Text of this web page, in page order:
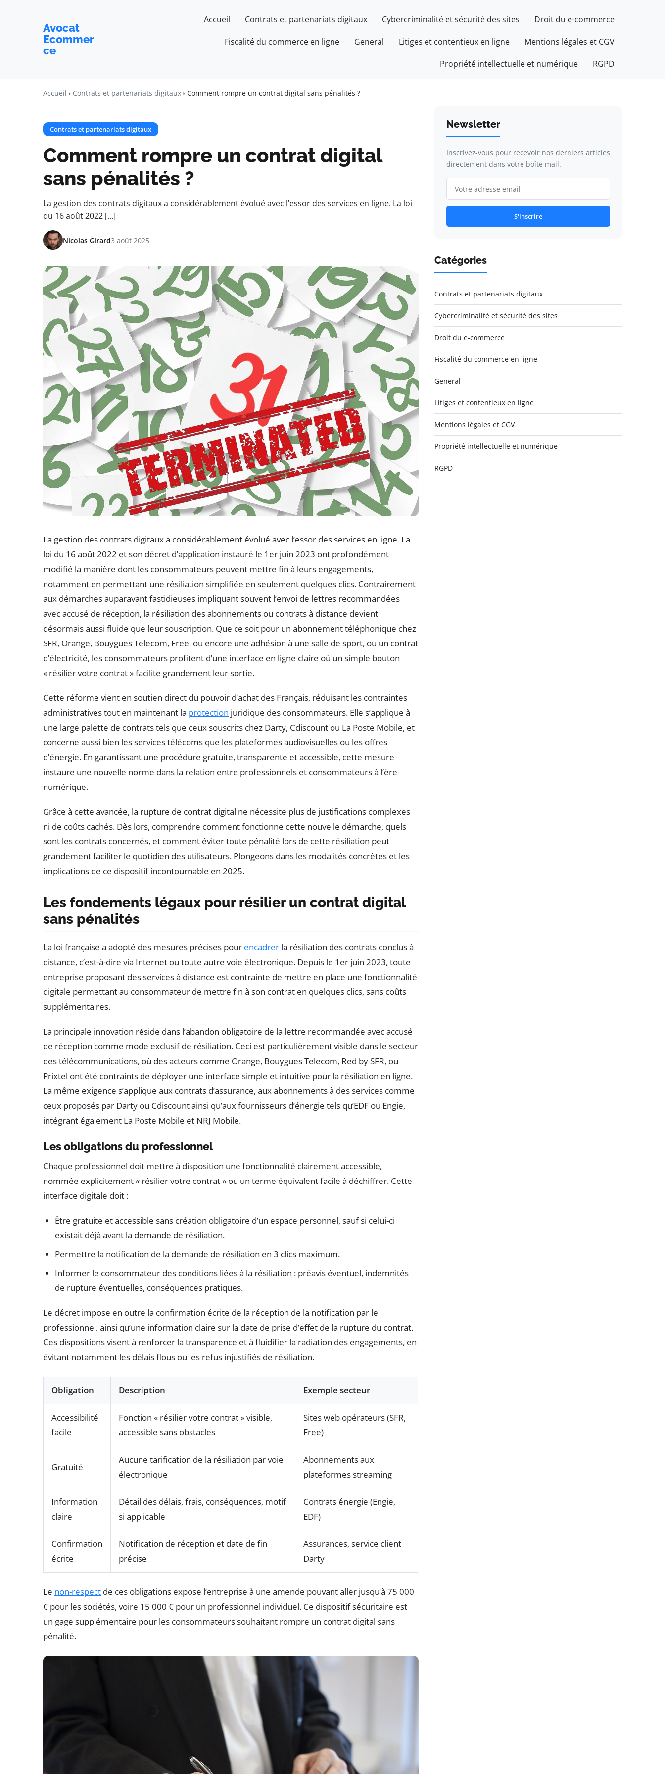
Avocat
Ecommer
ce
Accueil Contrats et partenariats digitaux Cybercriminalité et sécurité des sites Droit du e-commerce
Fiscalité du commerce en ligne General Litiges et contentieux en ligne Mentions légales et CGV
Propriété intellectuelle et numérique RGPD
Accueil Contrats et partenariats digitaux Comment rompre un contrat digital sans pénalités ?
Contrats et partenariats digitaux
Comment rompre un contrat digital
sans pénalités ?
La gestion des contrats digitaux a considérablement évolué avec l’essor des services en ligne. La loi
du 16 août 2022 […]
Nicolas Girard3 août 2025
La gestion des contrats digitaux a considérablement évolué avec l’essor des services en ligne. La
loi du 16 août 2022 et son décret d’application instauré le 1er juin 2023 ont profondément
modifié la manière dont les consommateurs peuvent mettre fin à leurs engagements,
notamment en permettant une résiliation simplifiée en seulement quelques clics. Contrairement
aux démarches auparavant fastidieuses impliquant souvent l’envoi de lettres recommandées
avec accusé de réception, la résiliation des abonnements ou contrats à distance devient
désormais aussi fluide que leur souscription. Que ce soit pour un abonnement téléphonique chez
SFR, Orange, Bouygues Telecom, Free, ou encore une adhésion à une salle de sport, ou un contrat
d’électricité, les consommateurs profitent d’une interface en ligne claire où un simple bouton
« résilier votre contrat » facilite grandement leur sortie.
Cette réforme vient en soutien direct du pouvoir d’achat des Français, réduisant les contraintes
administratives tout en maintenant la protection juridique des consommateurs. Elle s’applique à
une large palette de contrats tels que ceux souscrits chez Darty, Cdiscount ou La Poste Mobile, et
concerne aussi bien les services télécoms que les plateformes audiovisuelles ou les offres
d’énergie. En garantissant une procédure gratuite, transparente et accessible, cette mesure
instaure une nouvelle norme dans la relation entre professionnels et consommateurs à l’ère
numérique.
Grâce à cette avancée, la rupture de contrat digital ne nécessite plus de justifications complexes
ni de coûts cachés. Dès lors, comprendre comment fonctionne cette nouvelle démarche, quels
sont les contrats concernés, et comment éviter toute pénalité lors de cette résiliation peut
grandement faciliter le quotidien des utilisateurs. Plongeons dans les modalités concrètes et les
implications de ce dispositif incontournable en 2025.
Les fondements légaux pour résilier un contrat digital
sans pénalités
La loi française a adopté des mesures précises pour encadrer la résiliation des contrats conclus à
distance, c’est-à-dire via Internet ou toute autre voie électronique. Depuis le 1er juin 2023, toute
entreprise proposant des services à distance est contrainte de mettre en place une fonctionnalité
digitale permettant au consommateur de mettre fin à son contrat en quelques clics, sans coûts
supplémentaires.
La principale innovation réside dans l’abandon obligatoire de la lettre recommandée avec accusé
de réception comme mode exclusif de résiliation. Ceci est particulièrement visible dans le secteur
des télécommunications, où des acteurs comme Orange, Bouygues Telecom, Red by SFR, ou
Prixtel ont été contraints de déployer une interface simple et intuitive pour la résiliation en ligne.
La même exigence s’applique aux contrats d’assurance, aux abonnements à des services comme
ceux proposés par Darty ou Cdiscount ainsi qu’aux fournisseurs d’énergie tels qu’EDF ou Engie,
intégrant également La Poste Mobile et NRJ Mobile.
Les obligations du professionnel
Chaque professionnel doit mettre à disposition une fonctionnalité clairement accessible,
nommée explicitement « résilier votre contrat » ou un terme équivalent facile à déchiffrer. Cette
interface digitale doit :
Être gratuite et accessible sans création obligatoire d’un espace personnel, sauf si celui-ci
existait déjà avant la demande de résiliation.
Permettre la notification de la demande de résiliation en 3 clics maximum.
Informer le consommateur des conditions liées à la résiliation : préavis éventuel, indemnités
de rupture éventuelles, conséquences pratiques.
Le décret impose en outre la confirmation écrite de la réception de la notification par le
professionnel, ainsi qu’une information claire sur la date de prise d’effet de la rupture du contrat.
Ces dispositions visent à renforcer la transparence et à fluidifier la radiation des engagements, en
évitant notamment les délais flous ou les refus injustifiés de résiliation.
Obligation Description Exemple secteur
Accessibilité
facile
Fonction « résilier votre contrat » visible,
accessible sans obstacles
Sites web opérateurs (SFR,
Free)
Gratuité
Aucune tarification de la résiliation par voie
électronique
Abonnements aux
plateformes streaming
Information
claire
Détail des délais, frais, conséquences, motif
si applicable
Contrats énergie (Engie,
EDF)
Confirmation
écrite
Notification de réception et date de fin
précise
Assurances, service client
Darty
Le non-respect de ces obligations expose l’entreprise à une amende pouvant aller jusqu’à 75 000
€ pour les sociétés, voire 15 000 € pour un professionnel individuel. Ce dispositif sécuritaire est
un gage supplémentaire pour les consommateurs souhaitant rompre un contrat digital sans
pénalité.
Newsletter
Inscrivez-vous pour recevoir nos derniers articles
directement dans votre boîte mail.
S'inscrire
Catégories
Contrats et partenariats digitaux
Cybercriminalité et sécurité des sites
Droit du e-commerce
Fiscalité du commerce en ligne
General
Litiges et contentieux en ligne
Mentions légales et CGV
Propriété intellectuelle et numérique
RGPD